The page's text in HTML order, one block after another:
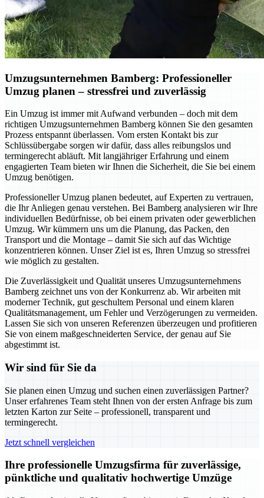
Umzugsunternehmen Bamberg: Professioneller
Umzug planen – stressfrei und zuverlässig
Ein Umzug ist immer mit Aufwand verbunden – doch mit dem
richtigen Umzugsunternehmen Bamberg können Sie den gesamten
Prozess entspannt überlassen. Vom ersten Kontakt bis zur
Schlüssübergabe sorgen wir dafür, dass alles reibungslos und
termingerecht abläuft. Mit langjähriger Erfahrung und einem
engagierten Team bieten wir Ihnen die Sicherheit, die Sie bei einem
Umzug benötigen.
Professioneller Umzug planen bedeutet, auf Experten zu vertrauen,
die Ihr Anliegen genau verstehen. Bei Bamberg analysieren wir Ihre
individuellen Bedürfnisse, ob bei einem privaten oder gewerblichen
Umzug. Wir kümmern uns um die Planung, das Packen, den
Transport und die Montage – damit Sie sich auf das Wichtige
konzentrieren können. Unser Ziel ist es, Ihren Umzug so stressfrei
wie möglich zu gestalten.
Die Zuverlässigkeit und Qualität unseres Umzugsunternehmens
Bamberg zeichnet uns von der Konkurrenz ab. Wir arbeiten mit
moderner Technik, gut geschultem Personal und einem klaren
Qualitätsmanagement, um Fehler und Verzögerungen zu vermeiden.
Lassen Sie sich von unseren Referenzen überzeugen und profitieren
Sie von einem maßgeschneiderten Service, der genau auf Sie
abgestimmt ist.
Wir sind für Sie da
Sie planen einen Umzug und suchen einen zuverlässigen Partner?
Unser erfahrenes Team steht Ihnen von der ersten Anfrage bis zum
letzten Karton zur Seite – professionell, transparent und
termingerecht.
Jetzt schnell vergleichen
Ihre professionelle Umzugsfirma für zuverlässige,
pünktliche und qualitativ hochwertige Umzüge